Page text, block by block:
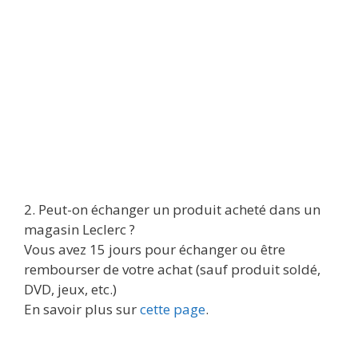
2. Peut-on échanger un produit acheté dans un
magasin Leclerc ?
Vous avez 15 jours pour échanger ou être
rembourser de votre achat (sauf produit soldé,
DVD, jeux, etc.)
En savoir plus surcette page.